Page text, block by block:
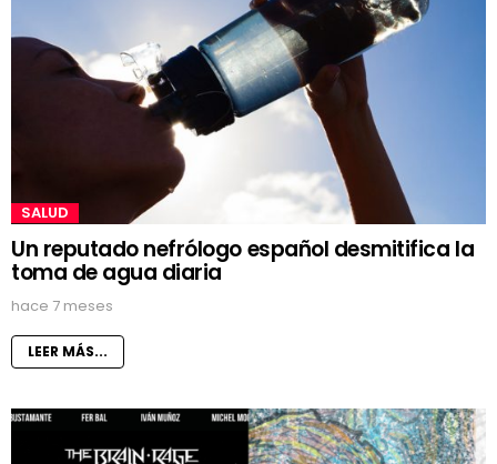
SALUD
Un reputado nefrólogo español desmitifica la
toma de agua diaria
hace 7 meses
LEER MÁS...